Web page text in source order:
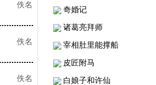
佚名
佚名
佚名
奇婚记
诸葛亮拜师
宰相肚里能撑船
皮匠附马
白娘子和许仙